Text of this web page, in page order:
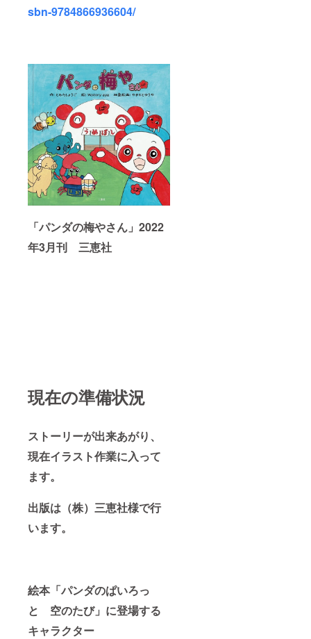
sbn-9784866936604/
「パンダの梅やさん」2022
年3月刊 三恵社
現在の準備状況
ストーリーが出来あがり、
現在イラスト作業に入って
ます。
出版は（株）三恵社様で行
います。
絵本「パンダのぱいろっ
と 空のたび」に登場する
キャラクター